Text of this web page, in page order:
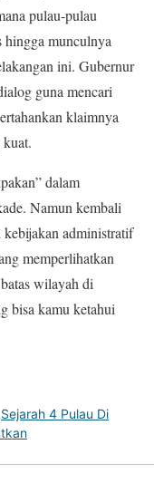
pulau-pulau
hingga munculnya
ini. Gubernur
guna mencari
klaimnya
kuat.
dalam
Namun kembali
kebijakan administratif
memperlihatkan
wilayah di
bisa kamu ketahui
Sejarah 4 Pulau Di